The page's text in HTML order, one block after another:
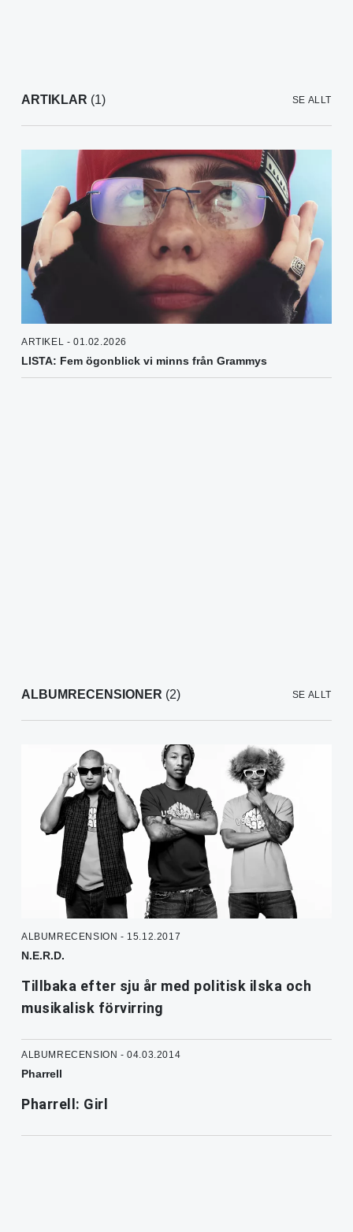
ARTIKLAR (1) SE ALLT
ARTIKEL - 01.02.2026
LISTA: Fem ögonblick vi minns från Grammys
ALBUMRECENSIONER (2) SE ALLT
ALBUMRECENSION - 15.12.2017
N.E.R.D.
Tillbaka efter sju år med politisk ilska och
musikalisk förvirring
ALBUMRECENSION - 04.03.2014
Pharrell
Pharrell: Girl